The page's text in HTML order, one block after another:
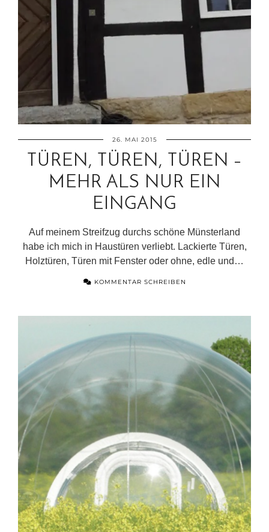
26. MAI 2015
TÜREN, TÜREN, TÜREN –
MEHR ALS NUR EIN
EINGANG
Auf meinem Streifzug durchs schöne Münsterland
habe ich mich in Haustüren verliebt. Lackierte Türen,
Holztüren, Türen mit Fenster oder ohne, edle und…
KOMMENTAR SCHREIBEN